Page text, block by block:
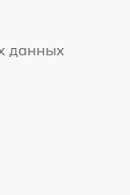
данных